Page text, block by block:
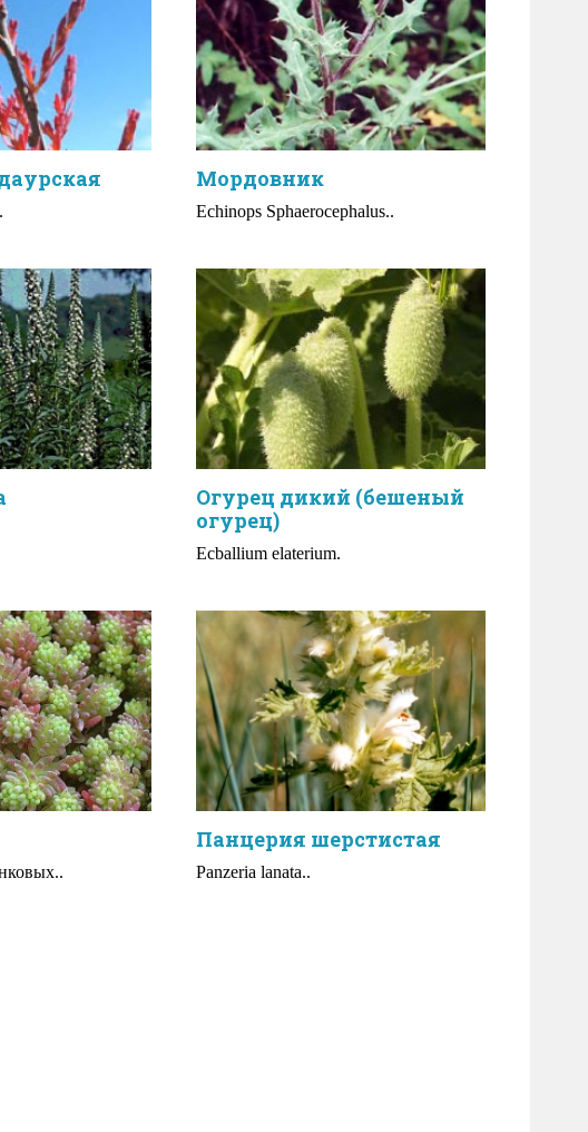
Мордовник
Echinops Sphaerocephalus..
Огурец дикий (бешеный
огурец)
Ecballium elaterium.
Панцерия шерстистая
Panzeria lanata..